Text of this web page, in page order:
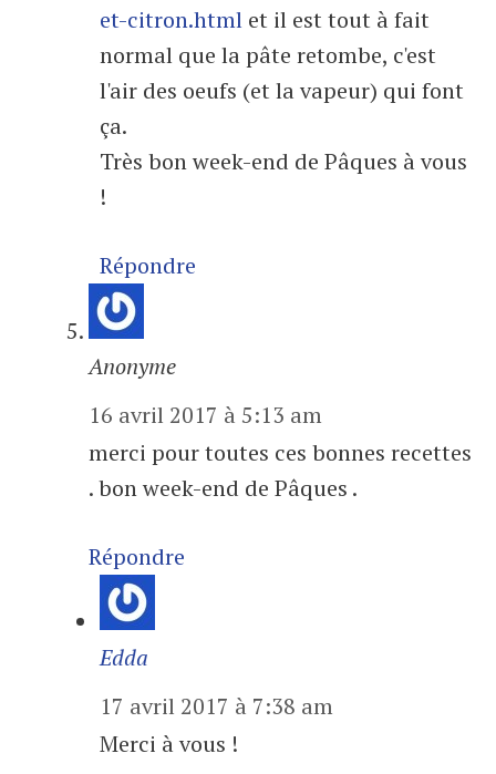
et-citron.html et il est tout à fait
normal que la pâte retombe, c'est
l'air des oeufs (et la vapeur) qui font
ça.
Très bon week-end de Pâques à vous
!
Répondre
Anonyme
16 avril 2017 à 5:13 am
merci pour toutes ces bonnes recettes
. bon week-end de Pâques .
Répondre
Edda
17 avril 2017 à 7:38 am
Merci à vous !